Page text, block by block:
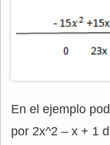
En el ejemplo
por 2x^2 – x + 1